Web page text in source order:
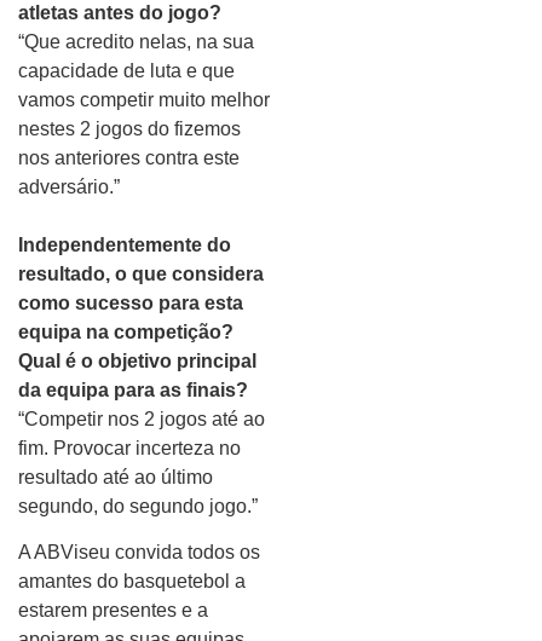
atletas antes do jogo?
“Que acredito nelas, na sua
capacidade de luta e que
vamos competir muito melhor
nestes 2 jogos do fizemos
nos anteriores contra este
adversário.”
Independentemente do
resultado, o que considera
como sucesso para esta
equipa na competição?
Qual é o objetivo principal
da equipa para as finais?
“Competir nos 2 jogos até ao
fim. Provocar incerteza no
resultado até ao último
segundo, do segundo jogo.”
A ABViseu convida todos os
amantes do basquetebol a
estarem presentes e a